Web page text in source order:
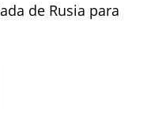
de Rusia para